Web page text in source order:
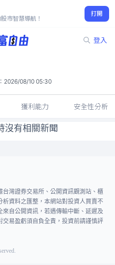
市智慧導航！
打開
登入
0.2%
2026/08/10 05:30
獲利能力 安全性分析
沒有相關新聞
灣證券交易所、公開資訊觀測站、櫃
資料之匯整，本網站對投資人買賣不
自公開資訊，若遇傳輸中斷、延遲及
交易盈虧須自負全責，投資前請謹慎評